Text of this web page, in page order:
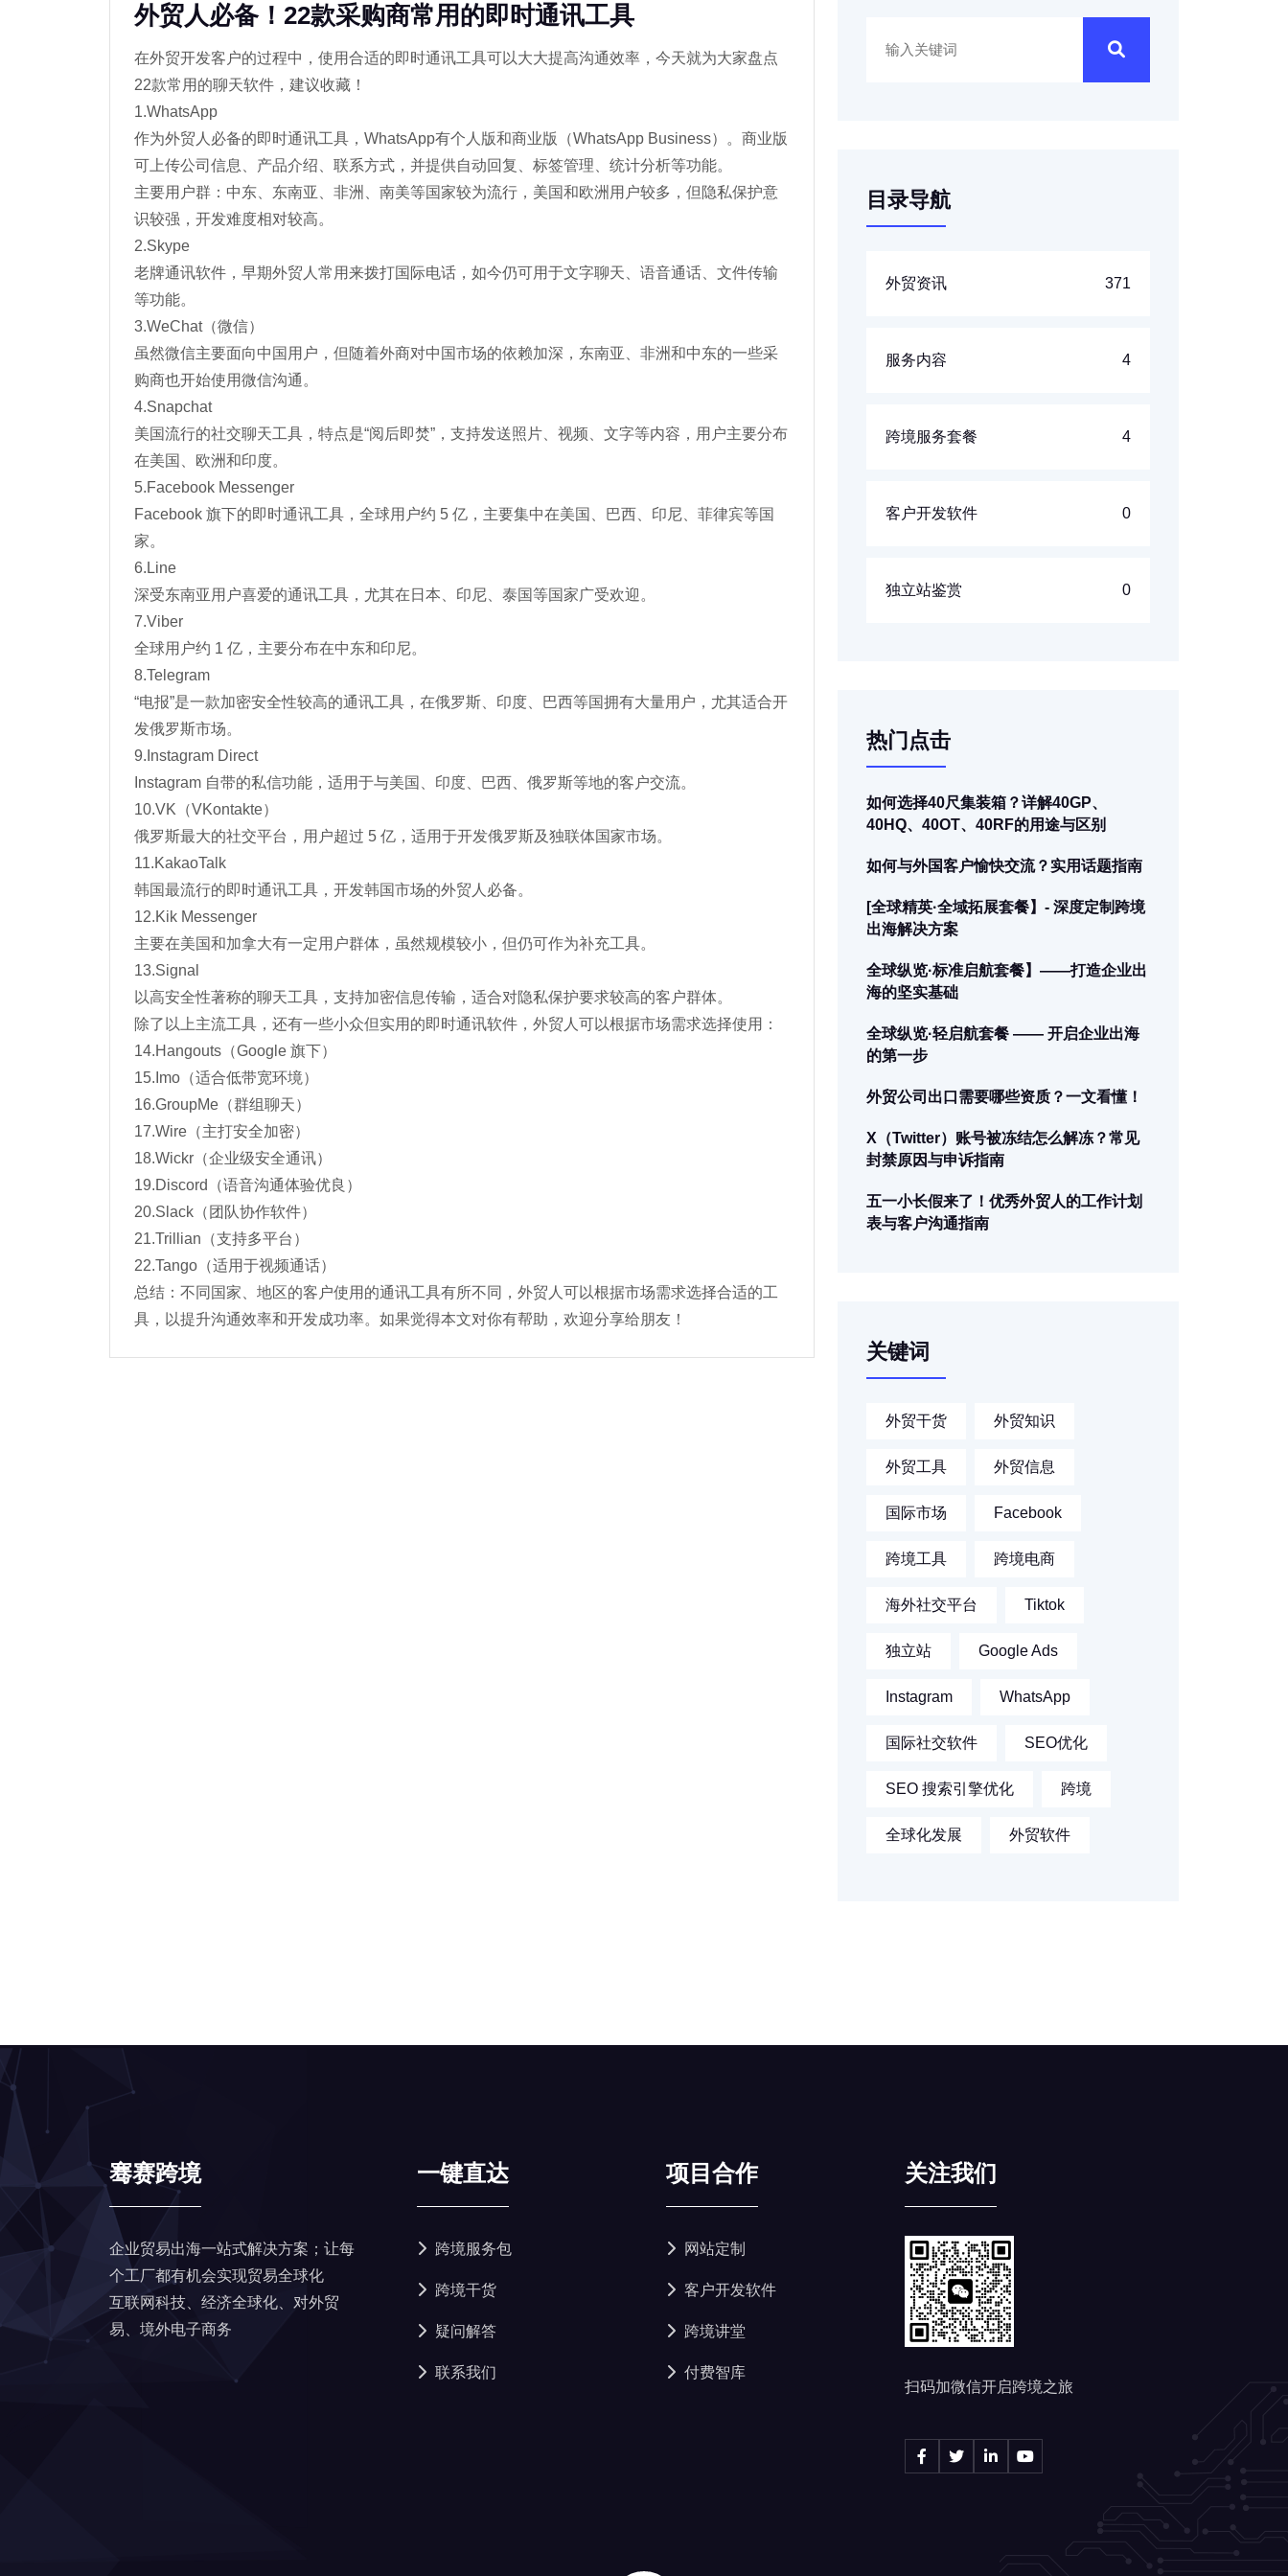
外贸人必备！22款采购商常用的即时通讯工具
在外贸开发客户的过程中，使用合适的即时通讯工具可以大大提高沟通效率，今天就为大家盘点
22款常用的聊天软件，建议收藏！
1.WhatsApp
作为外贸人必备的即时通讯工具，WhatsApp有个人版和商业版（WhatsApp Business）。商业版
可上传公司信息、产品介绍、联系方式，并提供自动回复、标签管理、统计分析等功能。
主要用户群：中东、东南亚、非洲、南美等国家较为流行，美国和欧洲用户较多，但隐私保护意
识较强，开发难度相对较高。
2.Skype
老牌通讯软件，早期外贸人常用来拨打国际电话，如今仍可用于文字聊天、语音通话、文件传输
等功能。
3.WeChat（微信）
虽然微信主要面向中国用户，但随着外商对中国市场的依赖加深，东南亚、非洲和中东的一些采
购商也开始使用微信沟通。
4.Snapchat
美国流行的社交聊天工具，特点是“阅后即焚”，支持发送照片、视频、文字等内容，用户主要分布
在美国、欧洲和印度。
5.Facebook Messenger
Facebook 旗下的即时通讯工具，全球用户约 5 亿，主要集中在美国、巴西、印尼、菲律宾等国
家。
6.Line
深受东南亚用户喜爱的通讯工具，尤其在日本、印尼、泰国等国家广受欢迎。
7.Viber
全球用户约 1 亿，主要分布在中东和印尼。
8.Telegram
“电报”是一款加密安全性较高的通讯工具，在俄罗斯、印度、巴西等国拥有大量用户，尤其适合开
发俄罗斯市场。
9.Instagram Direct
Instagram 自带的私信功能，适用于与美国、印度、巴西、俄罗斯等地的客户交流。
10.VK（VKontakte）
俄罗斯最大的社交平台，用户超过 5 亿，适用于开发俄罗斯及独联体国家市场。
11.KakaoTalk
韩国最流行的即时通讯工具，开发韩国市场的外贸人必备。
12.Kik Messenger
主要在美国和加拿大有一定用户群体，虽然规模较小，但仍可作为补充工具。
13.Signal
以高安全性著称的聊天工具，支持加密信息传输，适合对隐私保护要求较高的客户群体。
除了以上主流工具，还有一些小众但实用的即时通讯软件，外贸人可以根据市场需求选择使用：
14.Hangouts（Google 旗下）
15.Imo（适合低带宽环境）
16.GroupMe（群组聊天）
17.Wire（主打安全加密）
18.Wickr（企业级安全通讯）
19.Discord（语音沟通体验优良）
20.Slack（团队协作软件）
21.Trillian（支持多平台）
22.Tango（适用于视频通话）
总结：不同国家、地区的客户使用的通讯工具有所不同，外贸人可以根据市场需求选择合适的工
具，以提升沟通效率和开发成功率。如果觉得本文对你有帮助，欢迎分享给朋友！
目录导航
外贸资讯 371
服务内容 4
跨境服务套餐 4
客户开发软件 0
独立站鉴赏 0
热门点击
如何选择40尺集装箱？详解40GP、
40HQ、40OT、40RF的用途与区别
如何与外国客户愉快交流？实用话题指南
[全球精英·全域拓展套餐】- 深度定制跨境
出海解决方案
全球纵览·标准启航套餐】——打造企业出
海的坚实基础
全球纵览·轻启航套餐 —— 开启企业出海
的第一步
外贸公司出口需要哪些资质？一文看懂！
X（Twitter）账号被冻结怎么解冻？常见
封禁原因与申诉指南
五一小长假来了！优秀外贸人的工作计划
表与客户沟通指南
关键词
外贸干货 外贸知识
外贸工具 外贸信息
国际市场 Facebook
跨境工具 跨境电商
海外社交平台 Tiktok
独立站 Google Ads
Instagram WhatsApp
国际社交软件 SEO优化
SEO 搜索引擎优化 跨境
全球化发展 外贸软件
骞赛跨境
企业贸易出海一站式解决方案；让每
个工厂都有机会实现贸易全球化
互联网科技、经济全球化、对外贸
易、境外电子商务
一键直达
跨境服务包
跨境干货
疑问解答
联系我们
项目合作
网站定制
客户开发软件
跨境讲堂
付费智库
关注我们
扫码加微信开启跨境之旅